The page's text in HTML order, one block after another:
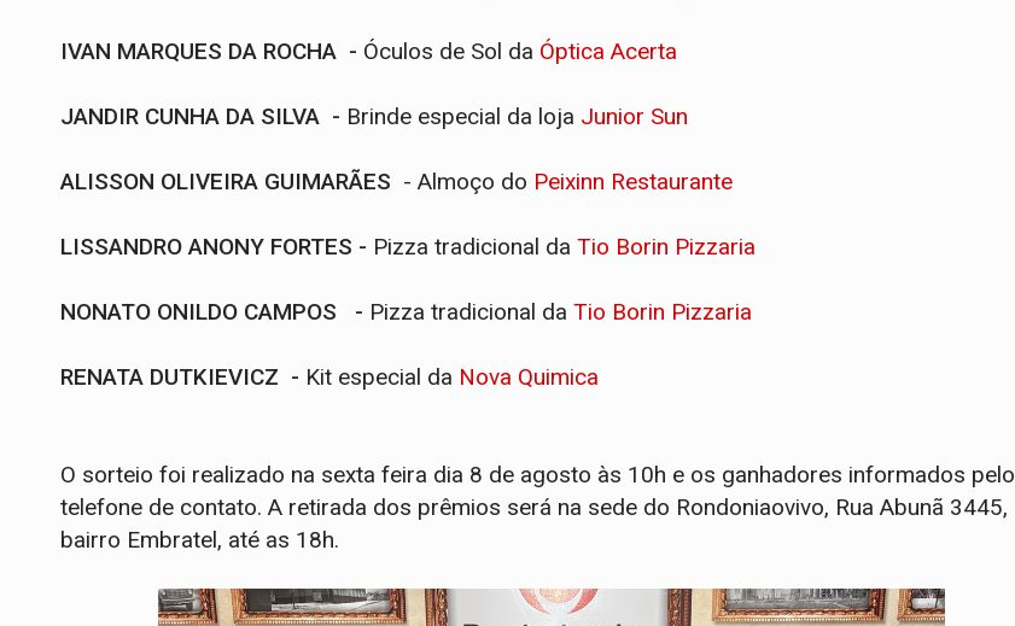
IVAN MARQUES DA ROCHA - Óculos de Sol da Óptica Acerta
JANDIR CUNHA DA SILVA - Brinde especial da loja Junior Sun
ALISSON OLIVEIRA GUIMARÃES - Almoço do Peixinn Restaurante
LISSANDRO ANONY FORTES - Pizza tradicional da Tio Borin Pizzaria
NONATO ONILDO CAMPOS - Pizza tradicional da Tio Borin Pizzaria
RENATA DUTKIEVICZ - Kit especial da Nova Quimica
O sorteio foi realizado na sexta feira dia 8 de agosto às 10h e os ganhadores informados pelo
telefone de contato. A retirada dos prêmios será na sede do Rondoniaovivo, Rua Abunã 3445,
bairro Embratel, até as 18h.